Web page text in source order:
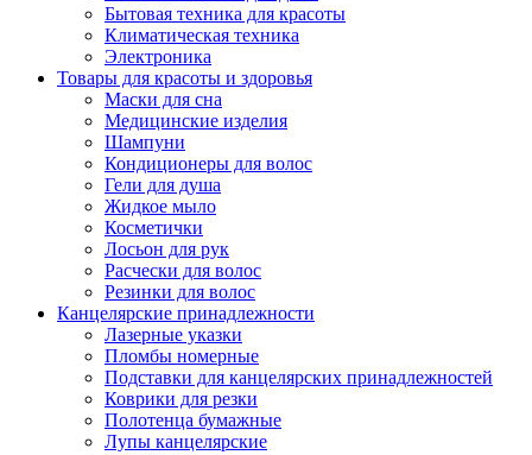
Бытовая техника для красоты
Климатическая техника
Электроника
Товары для красоты и здоровья
Маски для сна
Медицинские изделия
Шампуни
Кондиционеры для волос
Гели для душа
Жидкое мыло
Косметички
Лосьон для рук
Расчески для волос
Резинки для волос
Канцелярские принадлежности
Лазерные указки
Пломбы номерные
Подставки для канцелярских принадлежностей
Коврики для резки
Полотенца бумажные
Лупы канцелярские